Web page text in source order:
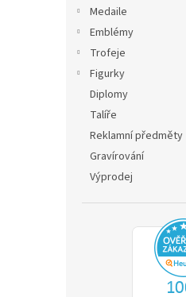
Medaile
Emblémy
Trofeje
Figurky
Diplomy
Talíře
Reklamní předměty
Gravírování
Výprodej